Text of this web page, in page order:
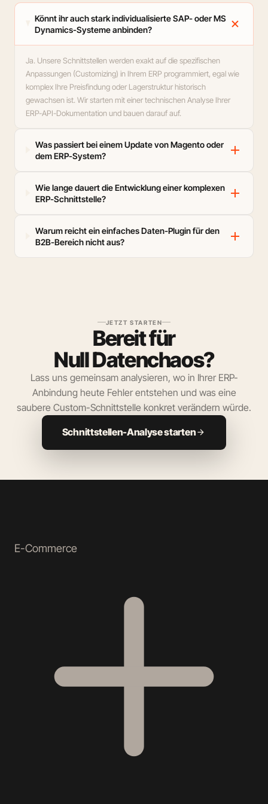
Könnt ihr auch stark individualisierte SAP- oder MS
Dynamics-Systeme anbinden?
add
Ja. Unsere Schnittstellen werden exakt auf die spezifischen
Anpassungen (Customizing) in Ihrem ERP programmiert, egal wie
komplex Ihre Preisfindung oder Lagerstruktur historisch
gewachsen ist. Wir starten mit einer technischen Analyse Ihrer
ERP-API-Dokumentation und bauen darauf auf.
Was passiert bei einem Update von Magento oder
dem ERP-System?
add
Wie lange dauert die Entwicklung einer komplexen
ERP-Schnittstelle?
add
Warum reicht ein einfaches Daten-Plugin für den
B2B-Bereich nicht aus?
add
JETZT STARTEN
Bereit für
Null Datenchaos?
Lass uns gemeinsam analysieren, wo in Ihrer ERP-
Anbindung heute Fehler entstehen und was eine
saubere Custom-Schnittstelle konkret verändern würde.
Schnittstellen-Analyse startenarrow_forward
E-Commerce